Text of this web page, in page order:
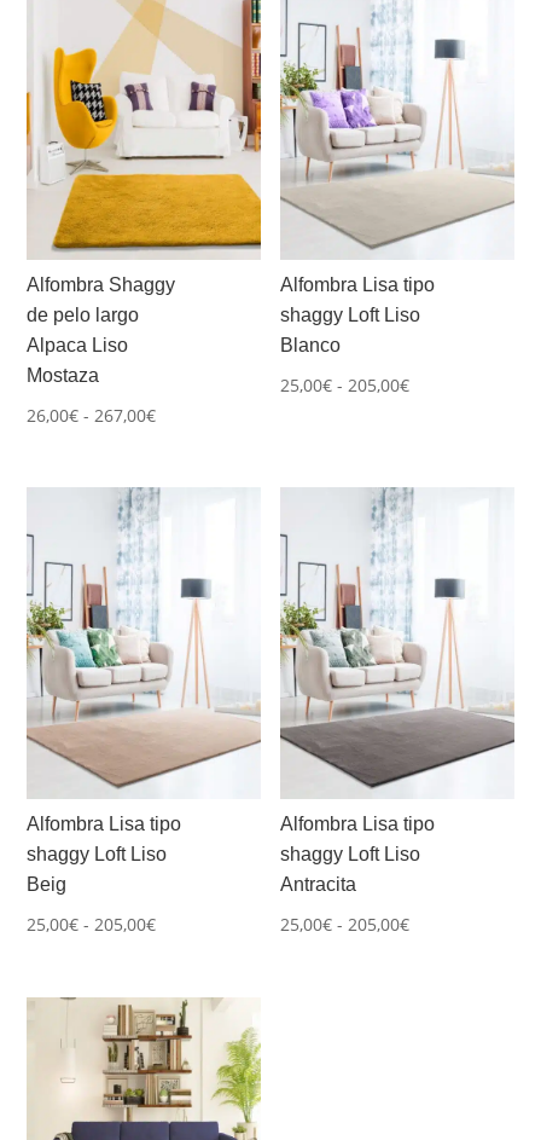
Alfombra Shaggy
de pelo largo
Alpaca Liso
Mostaza
26,00€ - 267,00€Rango
desde
hasta
267,00€
Alfombra Lisa tipo
shaggy Loft Liso
Blanco
25,00€ - 205,00€Rango
25,00€
205,00€
Alfombra Lisa tipo
shaggy Loft Liso
Beig
25,00€ - 205,00€Rango
desde
25,00€
hasta
205,00€
Alfombra Lisa tipo
shaggy Loft Liso
Antracita
25,00€ - 205,00€Rango